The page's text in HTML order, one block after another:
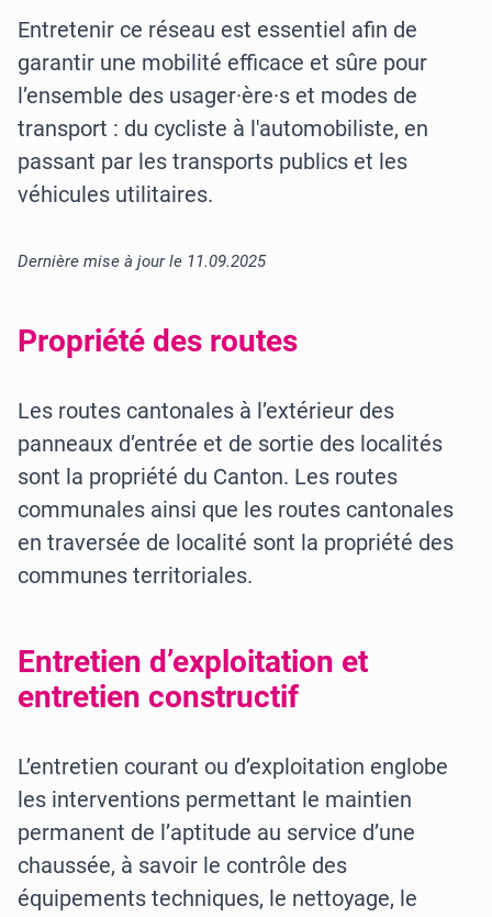
Entretenir ce réseau est essentiel afin de
garantir une mobilité efficace et sûre pour
l’ensemble des usager·ère·s et modes de
transport : du cycliste à l'automobiliste, en
passant par les transports publics et les
véhicules utilitaires.
Dernière mise à jour le 11.09.2025
Propriété des routes
Les routes cantonales à l’extérieur des
panneaux d’entrée et de sortie des localités
sont la propriété du Canton. Les routes
communales ainsi que les routes cantonales
en traversée de localité sont la propriété des
communes territoriales.
Entretien d’exploitation et
entretien constructif
L’entretien courant ou d’exploitation englobe
les interventions permettant le maintien
permanent de l’aptitude au service d’une
chaussée, à savoir le contrôle des
équipements techniques, le nettoyage, le